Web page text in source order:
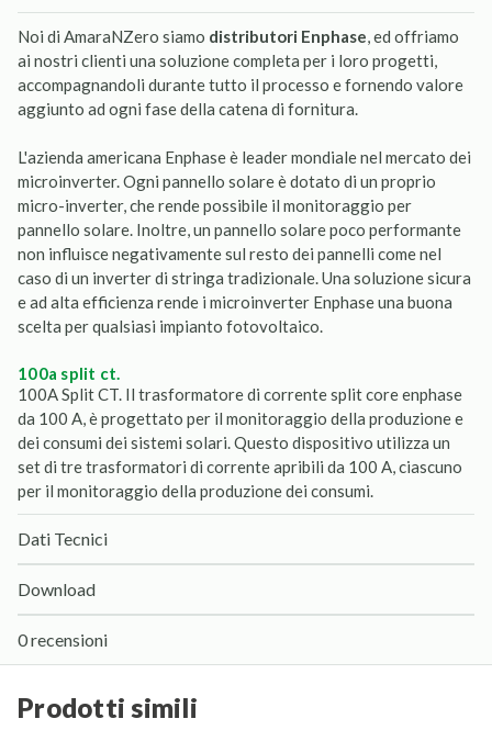
Noi di AmaraNZero siamo distributori Enphase, ed offriamo
ai nostri clienti una soluzione completa per i loro progetti,
accompagnandoli durante tutto il processo e fornendo valore
aggiunto ad ogni fase della catena di fornitura.
L'azienda americana Enphase è leader mondiale nel mercato dei
microinverter. Ogni pannello solare è dotato di un proprio
micro-inverter, che rende possibile il monitoraggio per
pannello solare. Inoltre, un pannello solare poco performante
non influisce negativamente sul resto dei pannelli come nel
caso di un inverter di stringa tradizionale. Una soluzione sicura
e ad alta efficienza rende i microinverter Enphase una buona
scelta per qualsiasi impianto fotovoltaico.
100a split ct.
100A Split CT. Il trasformatore di corrente split core enphase
da 100 A, è progettato per il monitoraggio della produzione e
dei consumi dei sistemi solari. Questo dispositivo utilizza un
set di tre trasformatori di corrente apribili da 100 A, ciascuno
per il monitoraggio della produzione dei consumi.
Dati Tecnici
Download
0 recensioni
prodotti simili